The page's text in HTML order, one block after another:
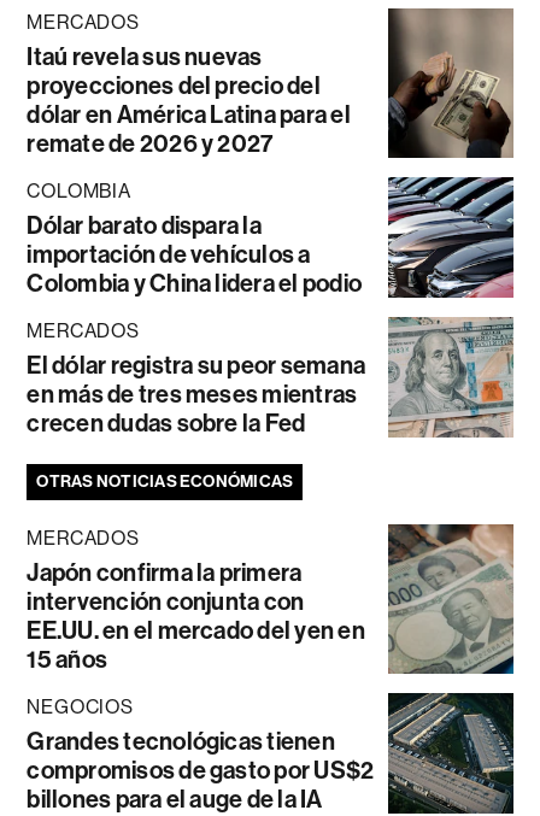
MERCADOS
Itaú revela sus nuevas
proyecciones del precio del
dólar en América Latina para el
remate de 2026 y 2027
COLOMBIA
Dólar barato dispara la
importación de vehículos a
Colombia y China lidera el podio
MERCADOS
El dólar registra su peor semana
en más de tres meses mientras
crecen dudas sobre la Fed
OTRAS NOTICIAS ECONÓMICAS
MERCADOS
Japón confirma la primera
intervención conjunta con
EE.UU. en el mercado del yen en
15 años
NEGOCIOS
Grandes tecnológicas tienen
compromisos de gasto por US$2
billones para el auge de la IA